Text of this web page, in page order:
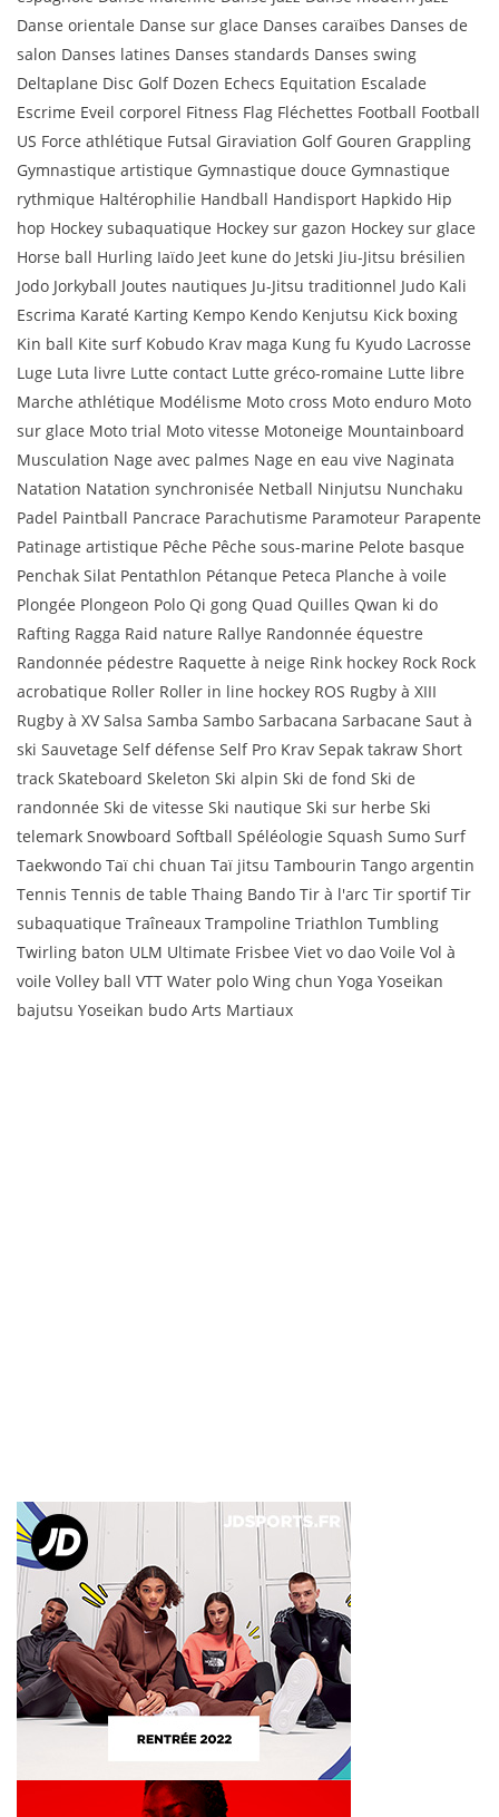
Danse orientale Danse sur glace Danses caraïbes Danses de
salon Danses latines Danses standards Danses swing
Deltaplane Disc Golf Dozen Echecs Equitation Escalade
Escrime Eveil corporel Fitness Flag Fléchettes Football Football
US Force athlétique Futsal Giraviation Golf Gouren Grappling
Gymnastique artistique Gymnastique douce Gymnastique
rythmique Haltérophilie Handball Handisport Hapkido Hip
hop Hockey subaquatique Hockey sur gazon Hockey sur glace
Horse ball Hurling Iaïdo Jeet kune do Jetski Jiu-Jitsu brésilien
Jodo Jorkyball Joutes nautiques Ju-Jitsu traditionnel Judo Kali
Escrima Karaté Karting Kempo Kendo Kenjutsu Kick boxing
Kin ball Kite surf Kobudo Krav maga Kung fu Kyudo Lacrosse
Luge Luta livre Lutte contact Lutte gréco-romaine Lutte libre
Marche athlétique Modélisme Moto cross Moto enduro Moto
sur glace Moto trial Moto vitesse Motoneige Mountainboard
Musculation Nage avec palmes Nage en eau vive Naginata
Natation Natation synchronisée Netball Ninjutsu Nunchaku
Padel Paintball Pancrace Parachutisme Paramoteur Parapente
Patinage artistique Pêche Pêche sous-marine Pelote basque
Penchak Silat Pentathlon Pétanque Peteca Planche à voile
Plongée Plongeon Polo Qi gong Quad Quilles Qwan ki do
Rafting Ragga Raid nature Rallye Randonnée équestre
Randonnée pédestre Raquette à neige Rink hockey Rock Rock
acrobatique Roller Roller in line hockey ROS Rugby à XIII
Rugby à XV Salsa Samba Sambo Sarbacana Sarbacane Saut à
ski Sauvetage Self défense Self Pro Krav Sepak takraw Short
track Skateboard Skeleton Ski alpin Ski de fond Ski de
randonnée Ski de vitesse Ski nautique Ski sur herbe Ski
telemark Snowboard Softball Spéléologie Squash Sumo Surf
Taekwondo Taï chi chuan Taï jitsu Tambourin Tango argentin
Tennis Tennis de table Thaing Bando Tir à l'arc Tir sportif Tir
subaquatique Traîneaux Trampoline Triathlon Tumbling
Twirling baton ULM Ultimate Frisbee Viet vo dao Voile Vol à
voile Volley ball VTT Water polo Wing chun Yoga Yoseikan
bajutsu Yoseikan budo Arts Martiaux